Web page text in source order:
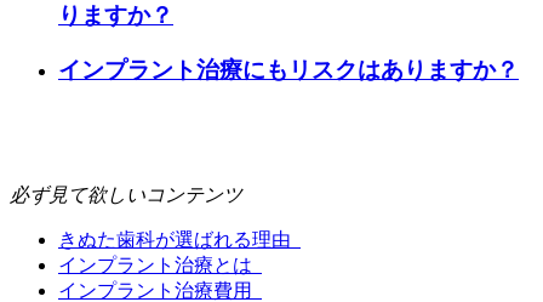
りますか？
インプラント治療にもリスクはありますか？
必ず見て欲しいコンテンツ
きぬた歯科が選ばれる理由
インプラント治療とは
インプラント治療費用